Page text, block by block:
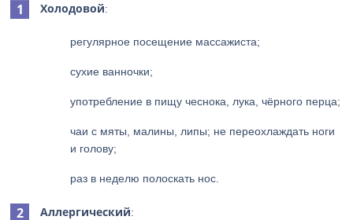
Холодовой:
регулярное посещение массажиста;
сухие ванночки;
употребление в пищу чеснока, лука, чёрного перца;
чаи с мяты, малины, липы; не переохлаждать ноги
и голову;
раз в неделю полоскать нос.
Аллергический: